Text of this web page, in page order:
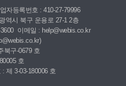
자등록번호 : 410-27-79996
역시 북구 운용로 27-1 2층
이메일 : help@webis.co.kr
북구-0679 호
호
제 3-03-180006 호